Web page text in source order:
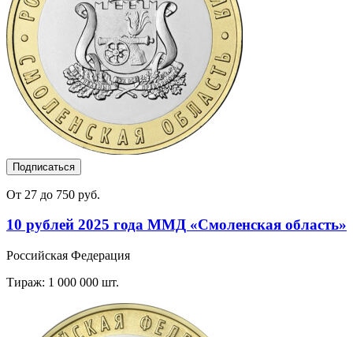
Подписаться
От 27 до 750 руб.
10 рублей 2025 года ММД «Смоленская область»
Российская Федерация
Тираж: 1 000 000 шт.